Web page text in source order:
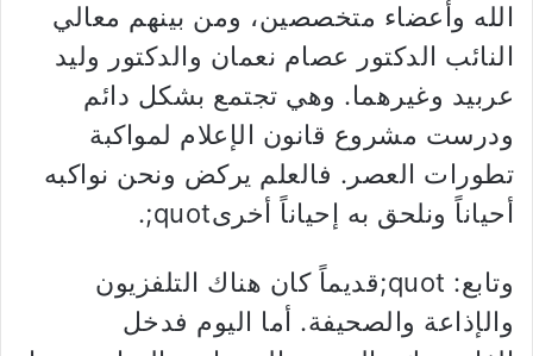
الله وأعضاء متخصصين، ومن بينهم معالي
النائب الدكتور عصام نعمان والدكتور وليد
عربيد وغيرهما. وهي تجتمع بشكل دائم
ودرست مشروع قانون الإعلام لمواكبة
تطورات العصر. فالعلم يركض ونحن نواكبه
أحياناً ونلحق به إحياناً أخرىquot;.
وتابع: quot;قديماً كان هناك التلفزيون
والإذاعة والصحيفة. أما اليوم فدخل